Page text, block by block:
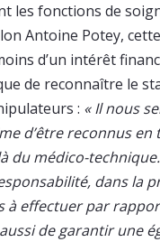
les fonctions de
Antoine Potey,
d’un intérêt
de reconnaître le
: « Il nous
d’être reconnus en
du médico-
dans la
à effectuer par
de garantir une